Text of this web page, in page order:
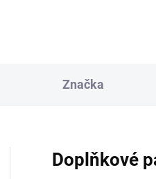
Značka
Doplňkové